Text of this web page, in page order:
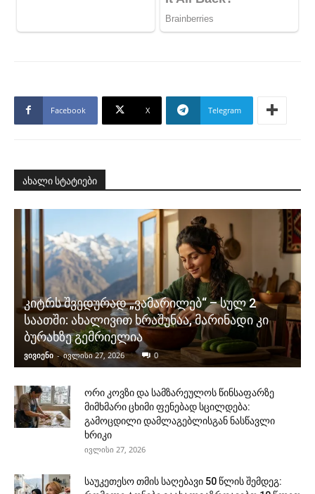
Facebook X Telegram
ახალი სტატიები
კიტრს შვედურად „ვამარილებ“ – სულ 2
საათში: ახალივით ხრაშუნაა, მარინადი კი
ბურახზე გემრიელია
ვივიენი - ივლისი 27, 2026 0
ორი კოვზი და სამზარეულოს წინსაფარზე
მიმხმარი ცხიმი ფენებად სცილდება:
გამოცდილი დამლაგებლისგან ნასწავლი
ხრიკი
ივლისი 27, 2026
საუკეთესო თმის საღებავი 50 წლის შემდეგ: